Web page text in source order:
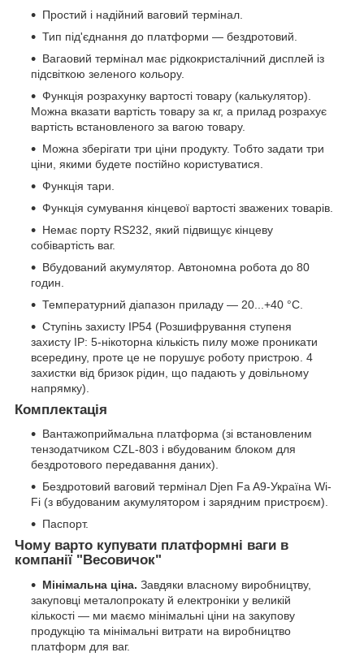
Простий і надійний ваговий термінал.
Тип під'єднання до платформи — бездротовий.
Вагаовий термінал має рідкокристалічний дисплей із
підсвіткою зеленого кольору.
Функція розрахунку вартості товару (калькулятор).
Можна вказати вартість товару за кг, а прилад розрахує
вартість встановленого за вагою товару.
Можна зберігати три ціни продукту. Тобто задати три
ціни, якими будете постійно користуватися.
Функція тари.
Функція сумування кінцевої вартості зважених товарів.
Немає порту RS232, який підвищує кінцеву
собівартість ваг.
Вбудований акумулятор. Автономна робота до 80
годин.
Температурний діапазон приладу — 20...+40 °C.
Ступінь захисту IP54 (Розшифрування ступеня
захисту IP: 5-нікоторна кількість пилу може проникати
всередину, проте це не порушує роботу пристрою. 4
захистки від бризок рідин, що падають у довільному
напрямку).
Комплектація
Вантажоприймальна платформа (зі встановленим
тензодатчиком CZL-803 і вбудованим блоком для
бездротового передавання даних).
Бездротовий ваговий термінал Djen Fa A9-Україна Wi-
Fi (з вбудованим акумулятором і зарядним пристроєм).
Паспорт.
Чому варто купувати платформні ваги в
компанії "Весовичок"
Мінімальна ціна. Завдяки власному виробництву,
закуповці металопрокату й електроніки у великій
кількості — ми маємо мінімальні ціни на закупову
продукцію та мінімальні витрати на виробництво
платформ для ваг.